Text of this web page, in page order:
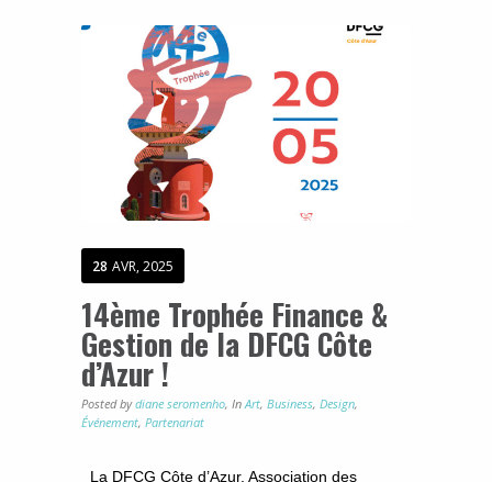
28 AVR, 2025
14ème Trophée Finance &
Gestion de la DFCG Côte
d’Azur !
Posted bydiane seromenho, InArt, Business, Design,
Événement, Partenariat
La DFCG Côte d’Azur, Association des